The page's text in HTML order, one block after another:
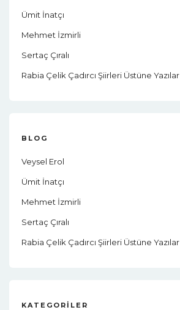
Ümit İnatçı
Mehmet İzmirli
Sertaç Çıralı
Rabia Çelik Çadırcı Şiirleri Üstüne Yazılar
BLOG
Veysel Erol
Ümit İnatçı
Mehmet İzmirli
Sertaç Çıralı
Rabia Çelik Çadırcı Şiirleri Üstüne Yazılar
KATEGORILER